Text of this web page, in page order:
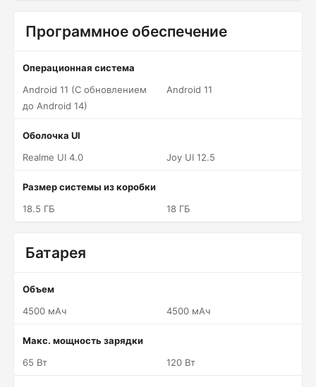
Программное обеспечение
Операционная система
Android 11 (С обновлением
до Android 14)
Android 11
Оболочка UI
Realme UI 4.0
Joy UI 12.5
Размер системы из коробки
18.5 ГБ
18 ГБ
Батарея
Объем
4500 мАч
4500 мАч
Макс. мощность зарядки
65 Вт
120 Вт